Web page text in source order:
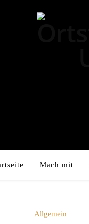
Mach mit
Allgemein